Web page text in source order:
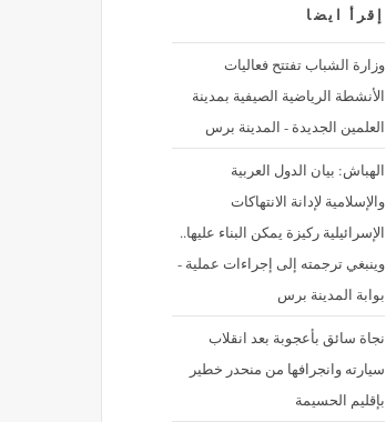
إقرأ ايضا
وزارة الشباب تفتتح فعاليات
الأنشطة الرياضية الصيفية بمدينة
العلمين الجديدة - المدينة برس
الهباش: بيان الدول العربية
والإسلامية لإدانة الانتهاكات
الإسرائيلية ركيزة يمكن البناء عليها..
وينبغي ترجمته إلى إجراءات عملية -
بوابة المدينة برس
نجاة سائق بأعجوبة بعد انقلاب
سيارته وانجرافها من منحدر خطير
بإقليم الحسيمة